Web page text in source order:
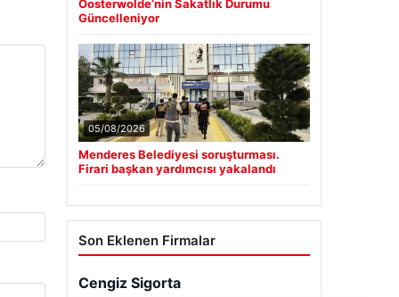
Oosterwolde’nin Sakatlık Durumu
Güncelleniyor
05/08/2026
Menderes Belediyesi soruşturması.
Firari başkan yardımcısı yakalandı
Son Eklenen Firmalar
Cengiz Sigorta